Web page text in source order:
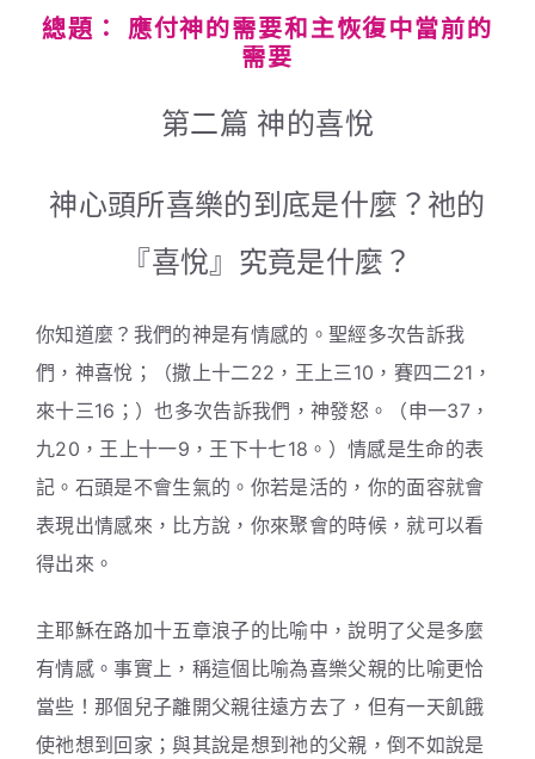
總題： 應付神的需要和主恢復中當前的
需要
第二篇 神的喜悅
神心頭所喜樂的到底是什麼？祂的
『喜悅』究竟是什麼？
你知道麼？我們的神是有情感的。聖經多次告訴我
們，神喜悅；（撒上十二22，王上三10，賽四二21，
來十三16；）也多次告訴我們，神發怒。（申一37，
九20，王上十一9，王下十七18。）情感是生命的表
記。石頭是不會生氣的。你若是活的，你的面容就會
表現出情感來，比方說，你來聚會的時候，就可以看
得出來。
主耶穌在路加十五章浪子的比喻中，說明了父是多麼
有情感。事實上，稱這個比喻為喜樂父親的比喻更恰
當些！那個兒子離開父親往遠方去了，但有一天飢餓
使祂想到回家；與其說是想到祂的父親，倒不如說是